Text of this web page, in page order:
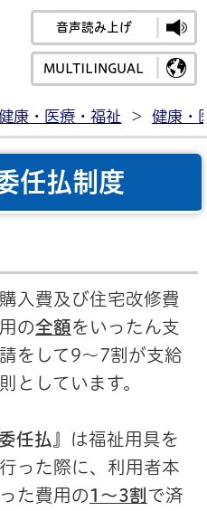
那珂市公式ホームペ
音声読み上げ
MULTILINGUAL
康・医療・福祉 > 健康・
任払制度
入費及び住宅改修費
の全額をいったん支
をして9～7割が支給
としています。
任払 』は福祉用具を
った際に、利用者本
た費用の1～3割 で済